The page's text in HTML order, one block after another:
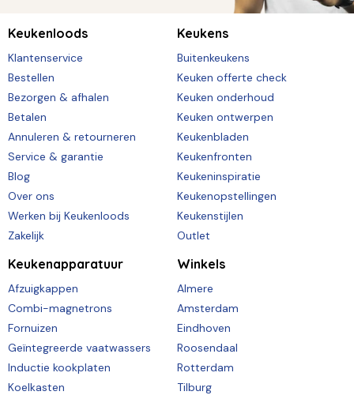
Keukenloods
Klantenservice
Bestellen
Bezorgen & afhalen
Betalen
Annuleren & retourneren
Service & garantie
Blog
Over ons
Werken bij Keukenloods
Zakelijk
Keukens
Buitenkeukens
Keuken offerte check
Keuken onderhoud
Keuken ontwerpen
Keukenbladen
Keukenfronten
Keukeninspiratie
Keukenopstellingen
Keukenstijlen
Outlet
Keukenapparatuur
Afzuigkappen
Combi-magnetrons
Fornuizen
Geïntegreerde vaatwassers
Inductie kookplaten
Koelkasten
Winkels
Almere
Amsterdam
Eindhoven
Roosendaal
Rotterdam
Tilburg